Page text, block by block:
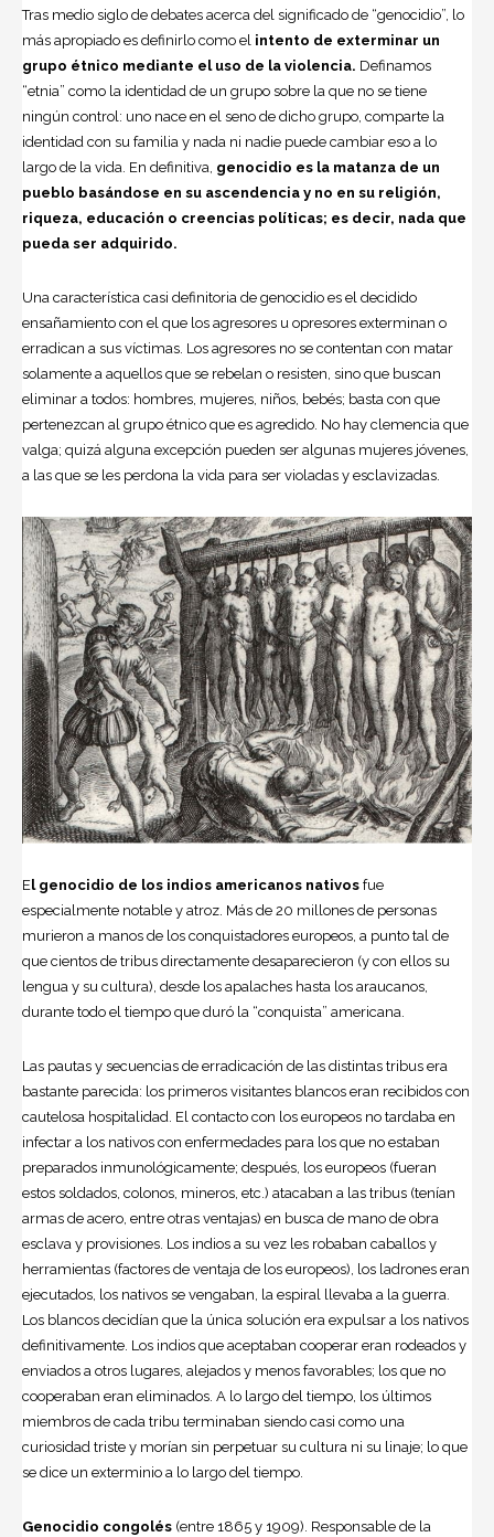
Tras medio siglo de debates acerca del significado de “genocidio”, lo
más apropiado es definirlo como el intento de exterminar un
grupo étnico mediante el uso de la violencia. Definamos
“etnia” como la identidad de un grupo sobre la que no se tiene
ningún control: uno nace en el seno de dicho grupo, comparte la
identidad con su familia y nada ni nadie puede cambiar eso a lo
largo de la vida. En definitiva, genocidio es la matanza de un
pueblo basándose en su ascendencia y no en su religión,
riqueza, educación o creencias políticas; es decir, nada que
pueda ser adquirido.
Una característica casi definitoria de genocidio es el decidido
ensañamiento con el que los agresores u opresores exterminan o
erradican a sus víctimas. Los agresores no se contentan con matar
solamente a aquellos que se rebelan o resisten, sino que buscan
eliminar a todos: hombres, mujeres, niños, bebés; basta con que
pertenezcan al grupo étnico que es agredido. No hay clemencia que
valga; quizá alguna excepción pueden ser algunas mujeres jóvenes,
a las que se les perdona la vida para ser violadas y esclavizadas.
El genocidio de los indios americanos nativos fue
especialmente notable y atroz. Más de 20 millones de personas
murieron a manos de los conquistadores europeos, a punto tal de
que cientos de tribus directamente desaparecieron (y con ellos su
lengua y su cultura), desde los apalaches hasta los araucanos,
durante todo el tiempo que duró la “conquista” americana.
Las pautas y secuencias de erradicación de las distintas tribus era
bastante parecida: los primeros visitantes blancos eran recibidos con
cautelosa hospitalidad. El contacto con los europeos no tardaba en
infectar a los nativos con enfermedades para los que no estaban
preparados inmunológicamente; después, los europeos (fueran
estos soldados, colonos, mineros, etc.) atacaban a las tribus (tenían
armas de acero, entre otras ventajas) en busca de mano de obra
esclava y provisiones. Los indios a su vez les robaban caballos y
herramientas (factores de ventaja de los europeos), los ladrones eran
ejecutados, los nativos se vengaban, la espiral llevaba a la guerra.
Los blancos decidían que la única solución era expulsar a los nativos
definitivamente. Los indios que aceptaban cooperar eran rodeados y
enviados a otros lugares, alejados y menos favorables; los que no
cooperaban eran eliminados. A lo largo del tiempo, los últimos
miembros de cada tribu terminaban siendo casi como una
curiosidad triste y morían sin perpetuar su cultura ni su linaje; lo que
se dice un exterminio a lo largo del tiempo.
Genocidio congolés (entre 1865 y 1909). Responsable de la